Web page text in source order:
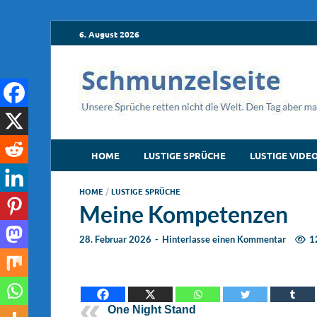
6. August 2026
HOME LUSTIGE SPRÜCHE LUSTIGE
HOME /LUSTIGE SPRÜCHE
Meine Kompetenzen
28. Februar 2026 - Hinterlasse einen Kommentar
One Night Stand